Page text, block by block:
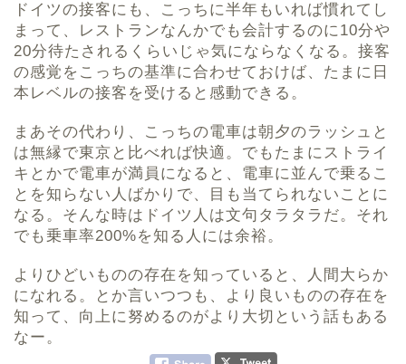
ドイツの接客にも、こっちに半年もいれば慣れてし
まって、レストランなんかでも会計するのに10分や
20分待たされるくらいじゃ気にならなくなる。接客
の感覚をこっちの基準に合わせておけば、たまに日
本レベルの接客を受けると感動できる。
まあその代わり、こっちの電車は朝夕のラッシュと
は無縁で東京と比べれば快適。でもたまにストライ
キとかで電車が満員になると、電車に並んで乗るこ
とを知らない人ばかりで、目も当てられないことに
なる。そんな時はドイツ人は文句タラタラだ。それ
でも乗車率200%を知る人には余裕。
よりひどいものの存在を知っていると、人間大らか
になれる。とか言いつつも、より良いものの存在を
知って、向上に努めるのがより大切という話もある
なー。